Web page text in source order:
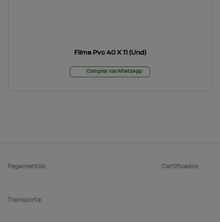
Filme Pvc 40 X 11 (Und)
Comprar via WhatsApp
Pagamentos
Transporte
Certificados